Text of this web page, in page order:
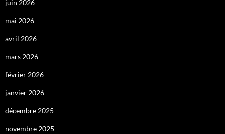
juin 2026
mai 2026
avril 2026
mars 2026
février 2026
janvier 2026
décembre 2025
novembre 2025